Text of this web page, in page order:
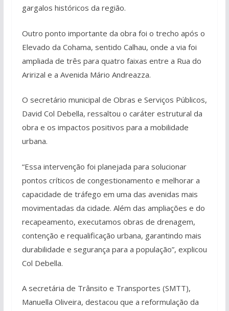
gargalos históricos da região.
Outro ponto importante da obra foi o trecho após o
Elevado da Cohama, sentido Calhau, onde a via foi
ampliada de três para quatro faixas entre a Rua do
Aririzal e a Avenida Mário Andreazza.
O secretário municipal de Obras e Serviços Públicos,
David Col Debella, ressaltou o caráter estrutural da
obra e os impactos positivos para a mobilidade
urbana.
“Essa intervenção foi planejada para solucionar
pontos críticos de congestionamento e melhorar a
capacidade de tráfego em uma das avenidas mais
movimentadas da cidade. Além das ampliações e do
recapeamento, executamos obras de drenagem,
contenção e requalificação urbana, garantindo mais
durabilidade e segurança para a população”, explicou
Col Debella.
A secretária de Trânsito e Transportes (SMTT),
Manuella Oliveira, destacou que a reformulação da